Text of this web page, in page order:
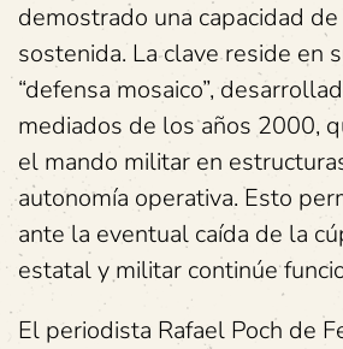
demostrado una capacidad
sostenida. La clave reside en
“defensa mosaico”,
mediados de los años 2000,
el mando militar en
autonomía operativa. Esto
ante la eventual caída de la
estatal y militar continúe
El periodista Rafael Poch de